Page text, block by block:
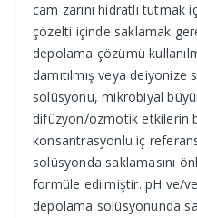
cam zarını hidratlı
çözelti içinde saklamak
depolama çözümü
damıtılmış veya deiyonize
solüsyonu, mikrobiyal
difüzyon/ozmotik etkilerin
konsantrasyonlu iç
solüsyonda saklamasını
formüle edilmiştir. pH ve/
depolama solüsyonunda